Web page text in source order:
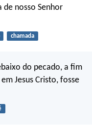
nosso Senhor
chamada
do pecado, a fim
Jesus Cristo, fosse